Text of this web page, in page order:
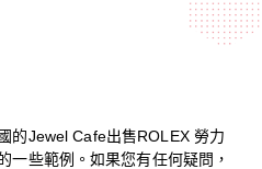
的Jewel Cafe出售ROLEX 勞力
一些範例。如果您有任何疑問，